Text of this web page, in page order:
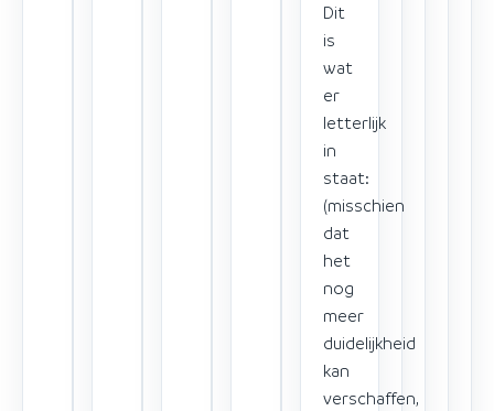
Dit
is
wat
er
letterlijk
in
staat:
(misschien
dat
het
nog
meer
duidelijkheid
kan
verschaffen,